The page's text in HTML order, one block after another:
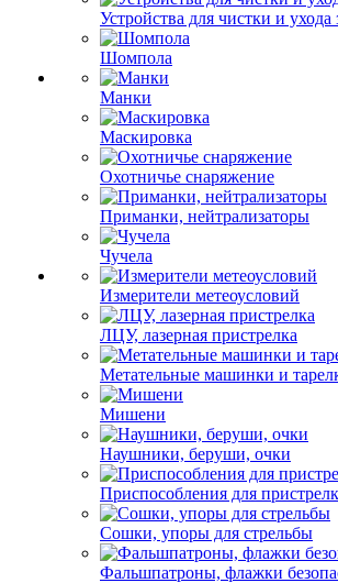
Устройства для чистки и
Шомпола
Манки
Маскировка
Охотничье снаряжение
Приманки, нейтрализаторы
Чучела
Измерители метеоусловий
ЛЦУ, лазерная пристрелка
Метательные машинки и
Мишени
Наушники, беруши, очки
Приспособления для
Сошки, упоры для стрельбы
Фальшпатроны, флажки